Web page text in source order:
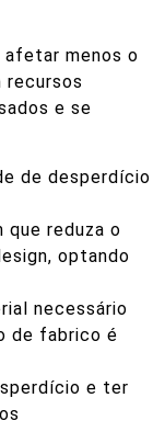
menos o
recursos
e se
de desperdício
que reduza o
optando
necessário
de fabrico é
e ter